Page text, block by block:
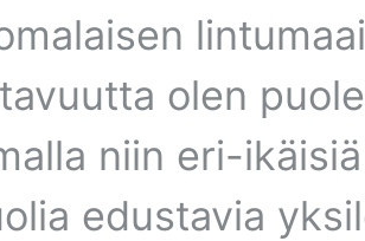
olen
niin eri-
edustavia